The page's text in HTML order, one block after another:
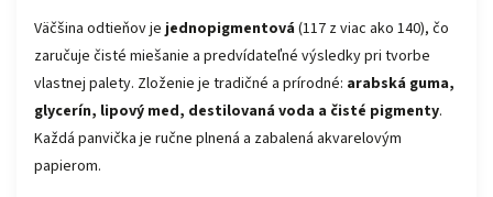
Väčšina odtieňov jejednopigmentová (117 z viac ako 140), čo
zaručuje čisté miešanie a predvídateľné výsledky pri tvorbe
vlastnej palety. Zloženie je tradičné a prírodné: arabská guma,
glycerín, lipový med, destilovaná voda a čisté pigmenty.
Každá panvička je ručne plnená a zabalená akvarelovým
papierom.